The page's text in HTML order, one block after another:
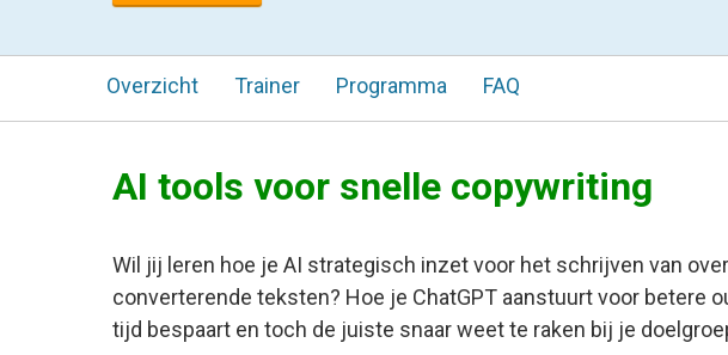
Overzicht Trainer Programma FAQ
AI tools voor snelle copywriting
Wil jij leren hoe je AI strategisch inzet voor het schrijven van
converterende teksten? Hoe je ChatGPT aanstuurt voor betere
tijd bespaart en toch de juiste snaar weet te raken bij je